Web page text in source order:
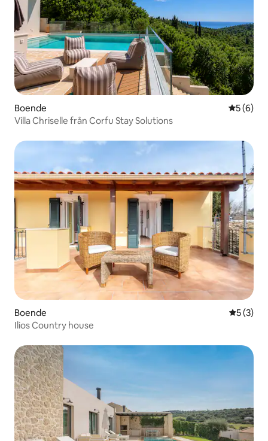
Boende 5 av 5 i
5 (6)
Villa Chriselle från Corfu Stay Solutions
Boende 5 av 5 i
5 (3)
Ilios Country house